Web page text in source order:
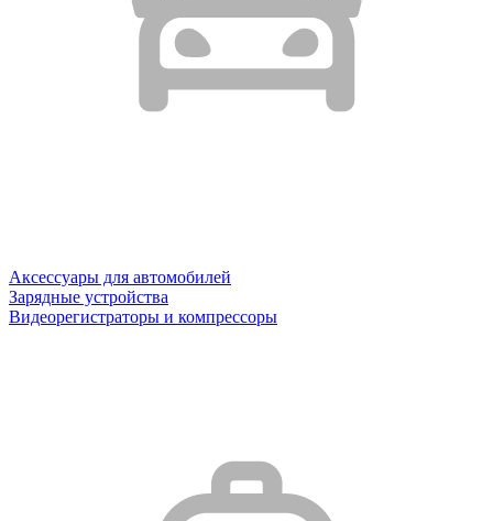
Аксессуары для автомобилей
Зарядные устройства
Видеорегистраторы и компрессоры